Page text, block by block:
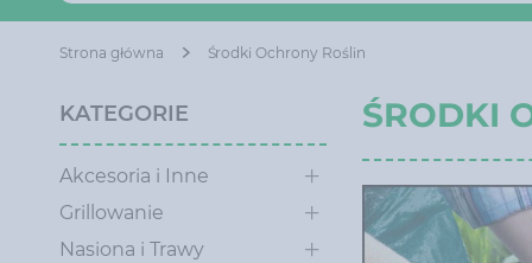
Strona główna Środki Ochrony Roślin
KATEGORIE
Akcesoria i Inne
Grillowanie
Nasiona i Trawy
ŚRODKI